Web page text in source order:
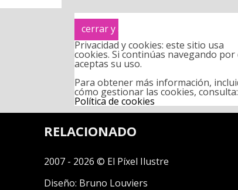
Privacidad y cookies: este sitio usa
cookies. Si continúas navegando por
aceptas su uso.
Para obtener más información,
cómo gestionar las cookies, consulta:
Política de cookies
RELACIONADO
2007 - 2026 © El Píxel Ilustre
Diseño: Bruno Louviers